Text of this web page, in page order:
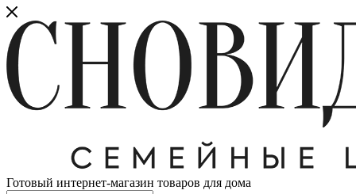
Готовый интернет-магазин товаров для дома